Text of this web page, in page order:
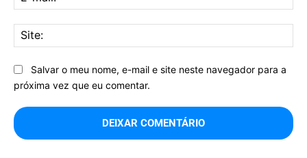
Salvar o meu nome, e-mail e site neste navegador para a
próxima vez que eu comentar.